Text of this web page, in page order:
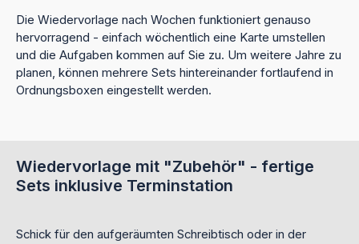
Die Wiedervorlage nach Wochen funktioniert genauso
hervorragend - einfach wöchentlich eine Karte umstellen
und die Aufgaben kommen auf Sie zu. Um weitere Jahre zu
planen, können mehrere Sets hintereinander fortlaufend in
Ordnungsboxen eingestellt werden.
Wiedervorlage mit "Zubehör" - fertige
Sets inklusive Terminstation
Schick für den aufgeräumten Schreibtisch oder in der